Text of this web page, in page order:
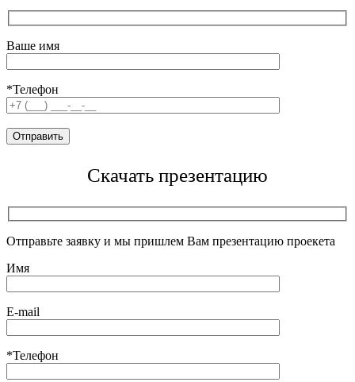
Ваше имя
*Телефон
Скачать презентацию
Отправьте заявку и мы пришлем Вам презентацию проекета
Имя
E-mail
*Телефон